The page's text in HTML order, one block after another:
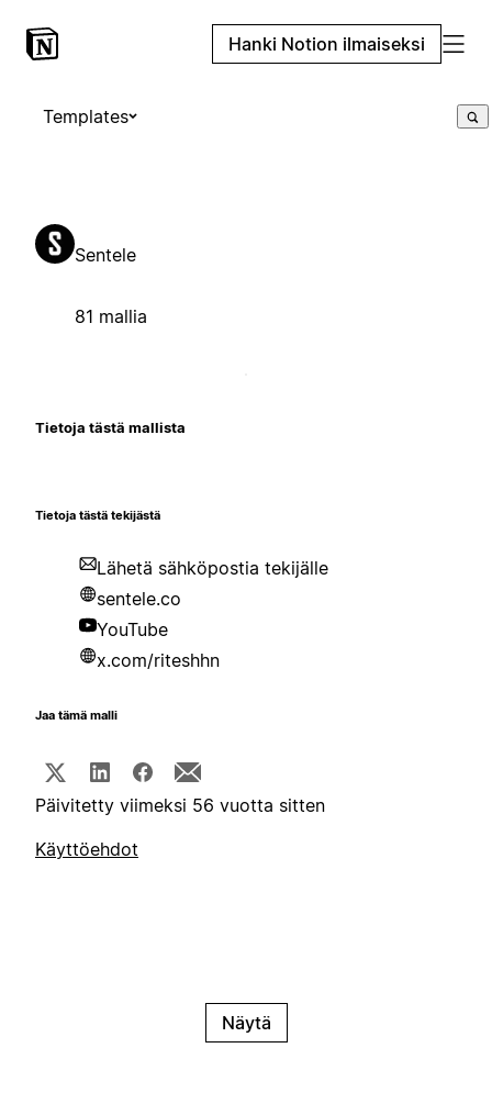
Hanki Notion ilmaiseksi
Templates
Sentele
81 mallia
Tietoja tästä mallista
Tietoja tästä tekijästä
Lähetä sähköpostia tekijälle
sentele.co
YouTube
x.com/riteshhn
Jaa tämä malli
Päivitetty viimeksi 56 vuotta sitten
Käyttöehdot
Näytä